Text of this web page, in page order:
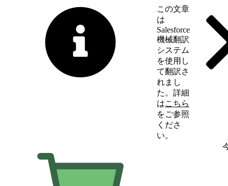
この文章
は
Salesforce
機械翻訳
システム
を使用し
て翻訳さ
れまし
た。詳細
はこちら
をご参照
くださ
い。